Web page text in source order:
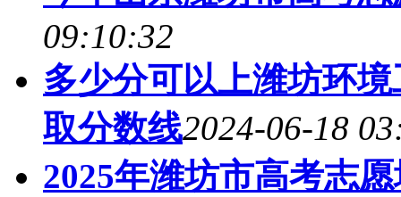
09:10:32
多少分可以上潍坊环
取分数线2024-06-18
2025年潍坊市高考志